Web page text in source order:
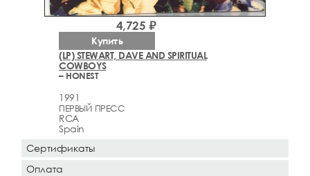
(LP) STEWART, DAVE AND SPIRITUAL
COWBOYS
– HONEST
1991
ПЕРВЫЙ ПРЕСС
RCA
Spain
4,725 ₽
Купить
Сертификаты
Оплата